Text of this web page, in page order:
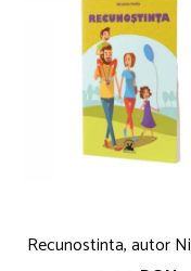
Recunostinta, autor